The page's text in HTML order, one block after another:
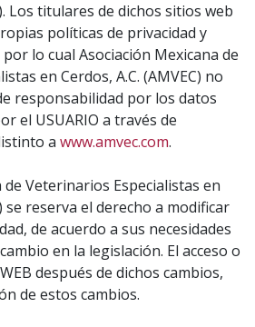
Los titulares de dichos sitios web
políticas de privacidad y
lo cual Asociación Mexicana de
en Cerdos, A.C. (AMVEC) no
responsabilidad por los datos
el USUARIO a través de
a www.amvec.com.
de Veterinarios Especialistas en
se reserva el derecho a modificar
de acuerdo a sus necesidades
en la legislación. El acceso o
después de dichos cambios,
de estos cambios.